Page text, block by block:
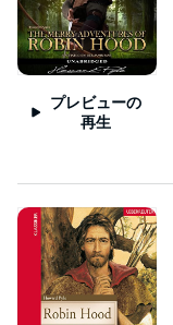
プレビューの
再生